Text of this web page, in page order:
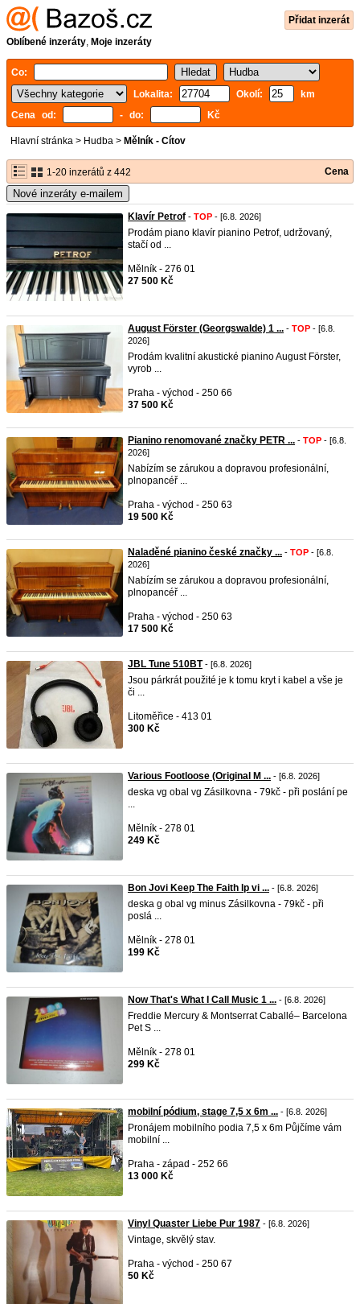
Přidat inzerát
Oblíbené inzeráty, Moje inzeráty
Co:
Lokalita:
Okolí:
km
Cena od:
- do: Kč
Hlavní stránka > Hudba > Mělník - Cítov
1-20 inzerátů z 442 Cena
Nové inzeráty e-mailem
Klavír Petrof - TOP - [6.8. 2026]
Prodám piano klavír pianino Petrof, udržovaný,
stačí od ...
Mělník - 276 01
27 500 Kč
August Förster (Georgswalde) 1 ... - TOP - [6.8.
2026]
Prodám kvalitní akustické pianino August Förster,
vyrob ...
Praha - východ - 250 66
37 500 Kč
Pianino renomované značky PETR ... - TOP - [6.8.
2026]
Nabízím se zárukou a dopravou profesionální,
plnopancéř ...
Praha - východ - 250 63
19 500 Kč
Naladěné pianino české značky ... - TOP - [6.8.
2026]
Nabízím se zárukou a dopravou profesionální,
plnopancéř ...
Praha - východ - 250 63
17 500 Kč
JBL Tune 510BT- [6.8. 2026]
Jsou párkrát použité je k tomu kryt i kabel a vše je
či ...
Litoměřice - 413 01
300 Kč
Various Footloose (Original M ... - [6.8. 2026]
deska vg obal vg Zásilkovna - 79kč - při poslání pe
...
Mělník - 278 01
249 Kč
Bon Jovi Keep The Faith lp vi ... - [6.8. 2026]
deska g obal vg minus Zásilkovna - 79kč - při
poslá ...
Mělník - 278 01
199 Kč
Now That's What I Call Music 1 ... - [6.8. 2026]
Freddie Mercury & Montserrat Caballé– Barcelona
Pet S ...
Mělník - 278 01
299 Kč
mobilní pódium, stage 7,5 x 6m ... - [6.8. 2026]
Pronájem mobilního podia 7,5 x 6m Půjčíme vám
mobilní ...
Praha - západ - 252 66
13 000 Kč
Vinyl Quaster Liebe Pur 1987 - [6.8. 2026]
Vintage, skvělý stav.
Praha - východ - 250 67
50 Kč